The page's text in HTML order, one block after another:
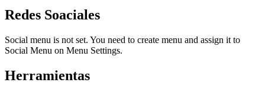
Redes Soaciales
Social menu is not set. You need to create menu and assign it to
Social Menu on Menu Settings.
Herramientas